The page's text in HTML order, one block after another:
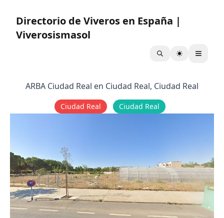
Directorio de Viveros en España |
Viverosismasol
ARBA Ciudad Real en Ciudad Real, Ciudad Real
Ciudad Real Ciudad Real